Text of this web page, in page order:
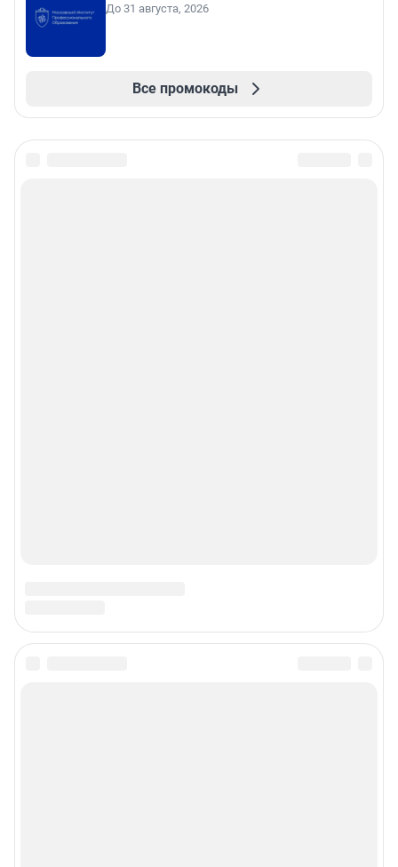
До 31 августа, 2026
Все промокоды